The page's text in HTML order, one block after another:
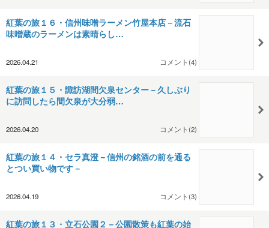
紅葉の旅１６・信州味噌ラーメン竹屋本店－流石
味噌蔵のラーメンは素晴らし…
2026.04.21 コメント(4)
紅葉の旅１５・諏訪湖間欠泉センター－久しぶり
に訪問したら間欠泉が大分弱…
2026.04.20 コメント(2)
紅葉の旅１４・セラ真澄－信州の銘酒の前を通る
とつい買い物です－
2026.04.19 コメント(3)
紅葉の旅１３・立石公園２－公園散策も紅葉の始